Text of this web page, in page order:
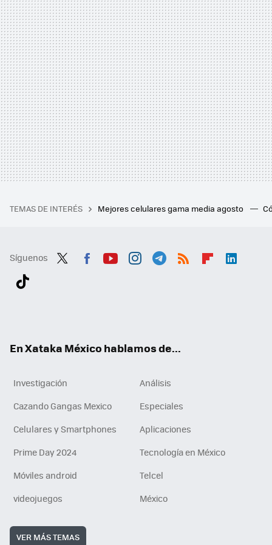
TEMAS DE INTERÉS Mejores celulares gama media agosto
Síguenos
En Xataka México hablamos de...
Investigación
Análisis
Cazando Gangas Mexico
Especiales
Celulares y Smartphones
Aplicaciones
Prime Day 2024
Tecnología en México
Móviles android
Telcel
videojuegos
México
VER MÁS TEMAS